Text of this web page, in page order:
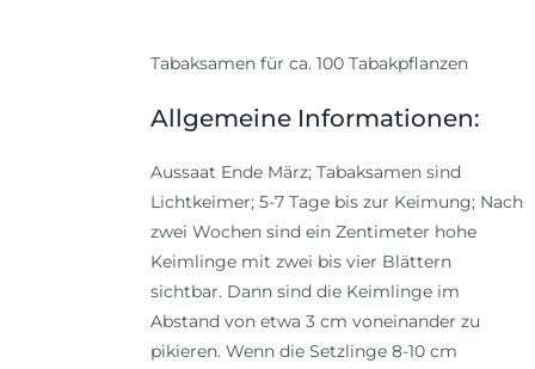
Tabaksamen für ca. 100 Tabakpflanzen
Allgemeine Informationen:
Aussaat Ende März; Tabaksamen sind
Lichtkeimer; 5-7 Tage bis zur Keimung; Nach
zwei Wochen sind ein Zentimeter hohe
Keimlinge mit zwei bis vier Blättern
sichtbar. Dann sind die Keimlinge im
Abstand von etwa 3 cm voneinander zu
pikieren. Wenn die Setzlinge 8-10 cm